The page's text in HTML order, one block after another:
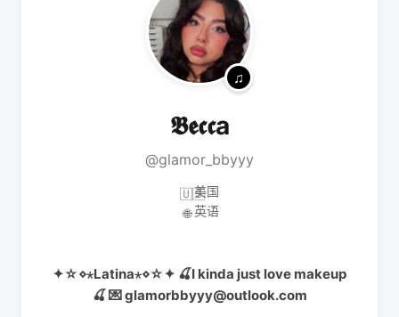
𝕭𝖊𝖈𝖈a
@glamor_bbyyy
🇺🇸美国
🌐 英语
✦☆⋄⋆Latina⋆⋄☆✦ 🍒I kinda just love makeup
🍒 💌 glamorbbyyy@outlook.com